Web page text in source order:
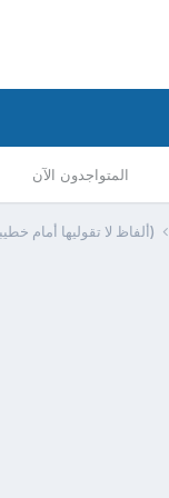
المتواجدون الآن
(ألفاظ لا تقوليها أمام